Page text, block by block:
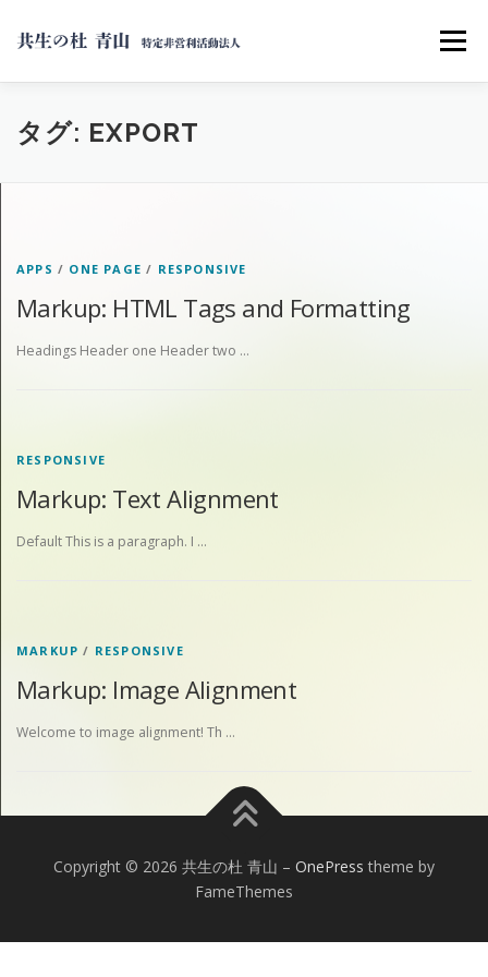
ッ
メニュー
支援内容 居住支援相談窓口
タグ: EXPORT
APPS / ONE PAGE / RESPONSIVE
Markup: HTML Tags and Formatting
Headings Header one Header two …
RESPONSIVE
Markup: Text Alignment
Default This is a paragraph. I …
MARKUP / RESPONSIVE
Markup: Image Alignment
Welcome to image alignment! Th …
Copyright © 2026 共生の杜 青山 – OnePress theme by
FameThemes